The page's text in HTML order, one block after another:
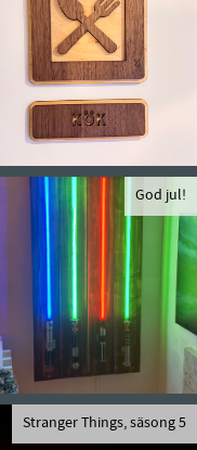
God jul!
Stranger Things, säsong 5